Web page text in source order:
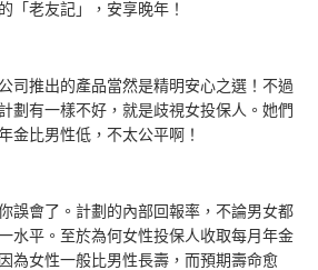
「老友記」，安享晚年！
司推出的產品當然是精明安心之選！不過
劃有一樣不好，就是歧視女投保人。她們
金比男性低，不太公平啊！
誤會了。計劃的內部回報率，不論男女都
水平。至於為何女性投保人收取每月年金
為女性一般比男性長壽，而預期壽命愈